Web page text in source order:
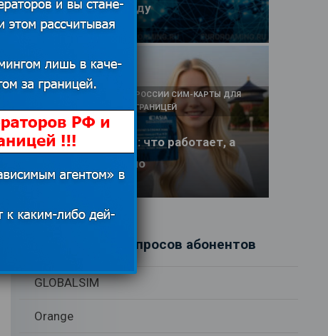
туристу в 2026 году
25.06.2026
Интернет в Китае: что работает, а
что заблокировано
КАК И У КОГО КУПИТЬ В РОССИИ СИМ-КАРТЫ ДЛЯ
ИНТЕРНЕТА И СВЯЗИ ЗА ГРАНИЦЕЙ
17.06.2026
Рубрики вопросов абонентов
GLOBALSIM
Orange